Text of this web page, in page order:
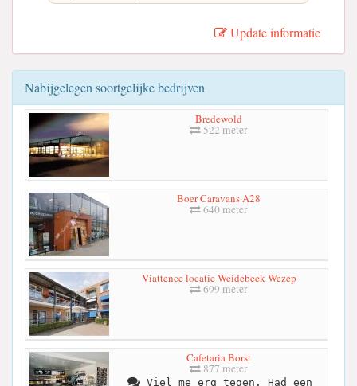
Update informatie
Nabijgelegen soortgelijke bedrijven
Bredewold
522 meter
Boer Caravans A28
640 meter
Viattence locatie Weidebeek Wezep
699 meter
Cafetaria Borst
877 meter
Viel me erg tegen. Had een